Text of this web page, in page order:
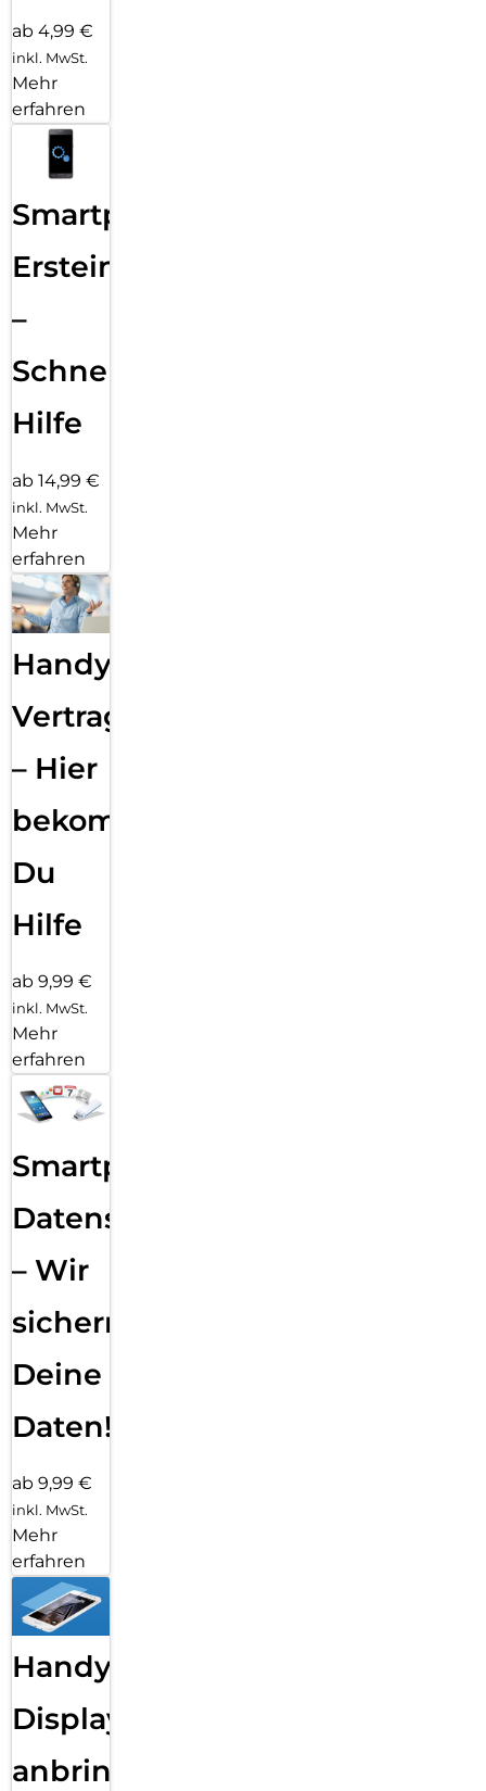
ab 4,99 €
inkl. MwSt.
Mehr
erfahren
Smartphone
Ersteinrichtung
–
Schnelle
Hilfe
ab 14,99 €
inkl. MwSt.
Mehr
erfahren
Handy
Vertragsabwicklung
– Hier
bekommst
Du
Hilfe
ab 9,99 €
inkl. MwSt.
Mehr
erfahren
Smartphone
Datensicherung
– Wir
sichern
Deine
Daten!
ab 9,99 €
inkl. MwSt.
Mehr
erfahren
Handy
Displayfolie
anbringen